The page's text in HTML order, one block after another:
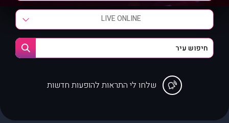
LIVE ONLINE
שלחו לי התראות להופעות חדשות